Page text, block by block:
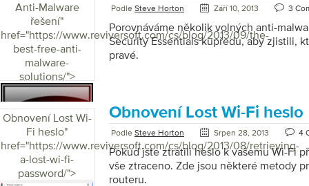
Anti-Malware
řešení"
href="https://www.reviversoft.com/cs/blog/2013/09/the-
best-free-anti-
malware-
solutions/">
Podle Steve Horton Září 10, 2013 3
Porovnáváme několik volných anti-
Security Essentials kupředu, aby zjistili,
pravé.
Obnovení Lost Wi-
Fi heslo"
href="https://www.reviversoft.com/cs/blog/2013/08/retrieving-
a-lost-wi-fi-
password/">
Obnovení Lost Wi-Fi heslo
Podle Steve Horton Srpen 28, 2013 4
Pokud jste ztratili heslo k vašemu Wi-Fi
vše ztraceno. Zde jsou některé metody
routeru.